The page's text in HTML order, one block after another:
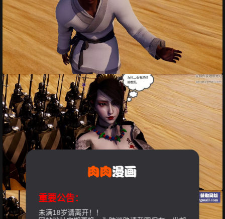
重要公告：
未满18岁请离开！！